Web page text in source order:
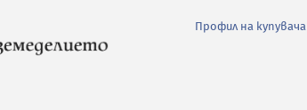
Профил на купувача